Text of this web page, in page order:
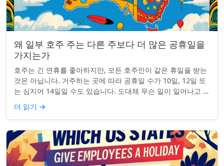
왜 일부 호주 주는 다른 주보다 더 많은 공휴일을
가지는가
호주는 긴 연휴를 좋아하지만, 모든 호주인이 같은 휴일을 받는
것은 아닙니다. 거주하는 곳에 따라 공휴일 수가 10일, 12일 또
는 심지어 14일일 수도 있습니다. 도대체 무슨 일이 일어나고 있
는 걸까요? 왜 일부 ...
더 읽기 →